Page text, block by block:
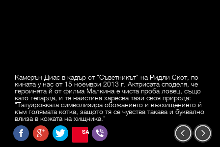
Камерън Диас в кадър от "Съветникът" на Ридли Скот, по
кината у нас от 15 ноември 2013 г. Актрисата споделя, че
героинята й от филма Малкина е чиста проба ловец, също
като гепарда, и тя наистина харесва тази своя природа:
"Татуировката символизира обожанието и възхищението й
към голямата котка, защото тя се чувства такава и буквално
влиза в кожата на хищника."
SAVE